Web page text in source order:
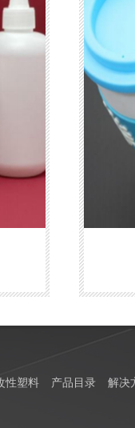
性塑料 产品目录 解决